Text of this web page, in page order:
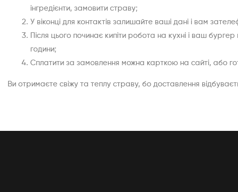
інгредієнти, замовити страву;
У віконці для контактів залишайте ваші дані і вам
Після цього починає кипіти робота на кухні і ваш
години;
Сплатити за замовлення можна карткою на сайті, або
Ви отримаєте свіжу та теплу страву, бо доставлення